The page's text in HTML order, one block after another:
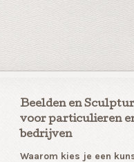
Beelden en
voor particulieren
bedrijven
Waarom kies je een